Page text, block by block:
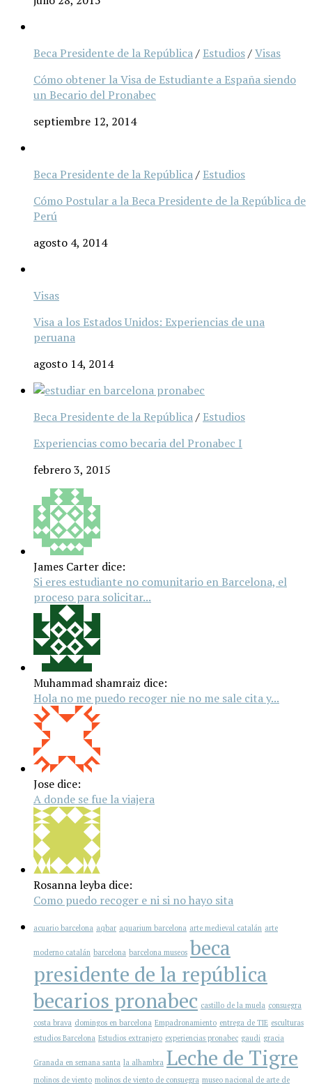
Beca Presidente de la República/ Estudios/Visas
Cómo obtener la Visa de Estudiante a España siendo
un Becario del Pronabec
septiembre 12, 2014
Beca Presidente de la República/ Estudios
Cómo Postular a la Beca Presidente de la República de
Perú
agosto 4, 2014
Visas
Visa a los Estados Unidos: Experiencias de una
peruana
agosto 14, 2014
Beca Presidente de la República/ Estudios
Experiencias como becaria del Pronabec I
febrero 3, 2015
James Carter dice:
Si eres estudiante no comunitario en Barcelona, el
proceso para solicitar...
Muhammad shamraiz dice:
Hola no me puedo recoger nie no me sale cita y...
Jose dice:
A donde se fue la viajera
Rosanna leyba dice:
Como puedo recoger e ni si no hayo sita
acuario barcelona aqbar aquarium barcelona arte medieval catalán arte
moderno catalán barcelona barcelona museos beca
presidente de la república
becarios pronabec castillo de la muela consuegra
costa brava domingos en barcelona Empadronamiento entrega de TIE esculturas
estudios Barcelona Estudios extranjero experiencias pronabec gaudi gracia
Granada en semana santa la alhambra Leche de Tigre
molinos de viento molinos de viento de consuegra museo nacional de arte de